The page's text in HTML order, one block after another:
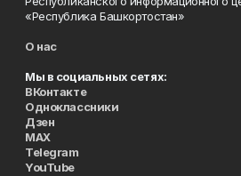
«Республика Башкортостан»
О нас
Мы в социальных сетях:
ВКонтакте
Одноклассники
Дзен
MAX
Telegram
YouTube